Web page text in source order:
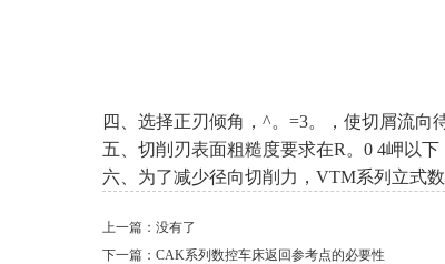
四、选择正刃倾角，^。=3。，使切屑流向
五、切削刃表面粗糙度要求在R。0 4岬以下
六、为了减少径向切削力，VTM系列立式
上一篇：没有了
下一篇： CAK系列数控车床返回参考点的必要性